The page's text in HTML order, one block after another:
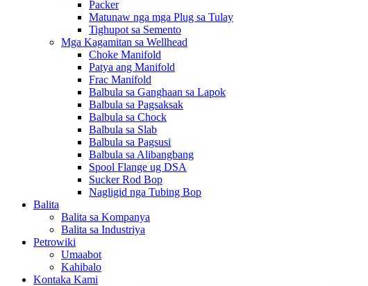
Packer
Matunaw nga mga Plug sa Tulay
Tighupot sa Semento
Mga Kagamitan sa Wellhead
Choke Manifold
Patya ang Manifold
Frac Manifold
Balbula sa Ganghaan sa Lapok
Balbula sa Pagsaksak
Balbula sa Chock
Balbula sa Slab
Balbula sa Pagsusi
Balbula sa Alibangbang
Spool Flange ug DSA
Sucker Rod Bop
Nagligid nga Tubing Bop
Balita
Balita sa Kompanya
Balita sa Industriya
Petrowiki
Umaabot
Kahibalo
Kontaka Kami